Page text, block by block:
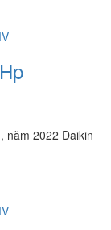
năm 2022 Daikin